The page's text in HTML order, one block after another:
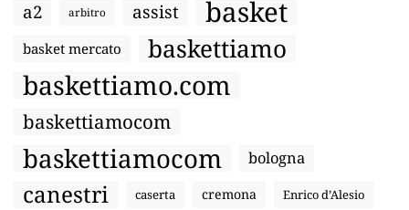
a2 arbitro assist basket
basket mercato baskettiamo
baskettiamo.com
baskettiamocom
baskettiamocom bologna
canestri caserta cremona Enrico d’Alesio